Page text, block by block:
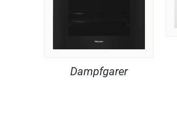
Dampfgarer